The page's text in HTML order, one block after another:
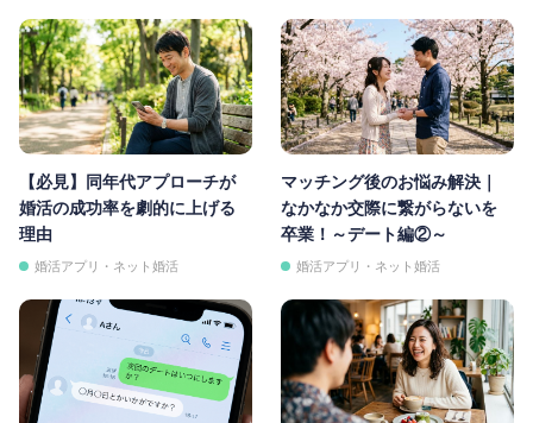
【必見】同年代アプローチが
婚活の成功率を劇的に上げる
理由
婚活アプリ・ネット婚活
マッチング後のお悩み解決｜
なかなか交際に繋がらないを
卒業！～デート編②～
婚活アプリ・ネット婚活